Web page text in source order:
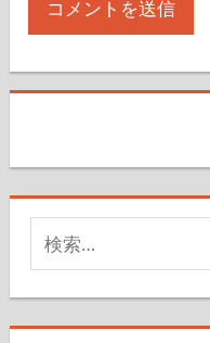
索
対
象: